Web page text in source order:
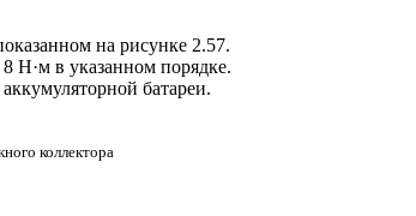
на рисунке 2.57.
Н·м в указанном порядке.
батареи.
коллектора